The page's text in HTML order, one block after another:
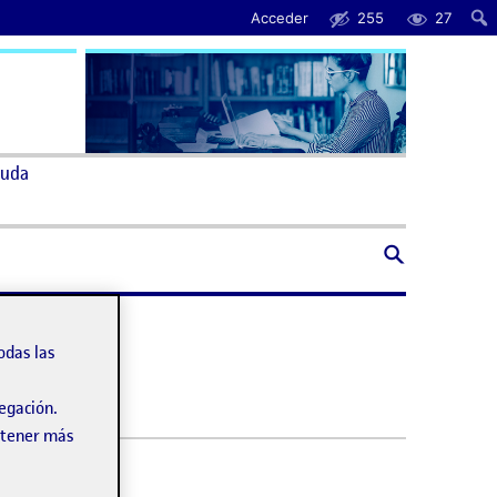
Acceder 255 27
las
más